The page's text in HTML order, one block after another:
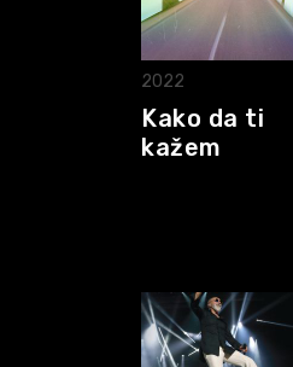
2022
Kako da ti
kažem